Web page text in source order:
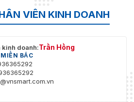
VIÊN KINH DOANH
kinh doanh:Trần Hồng
BẮC